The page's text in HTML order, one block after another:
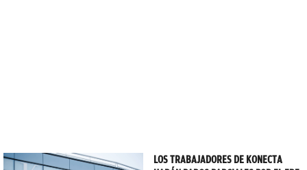
LOS TRABAJADORES DE KONECTA